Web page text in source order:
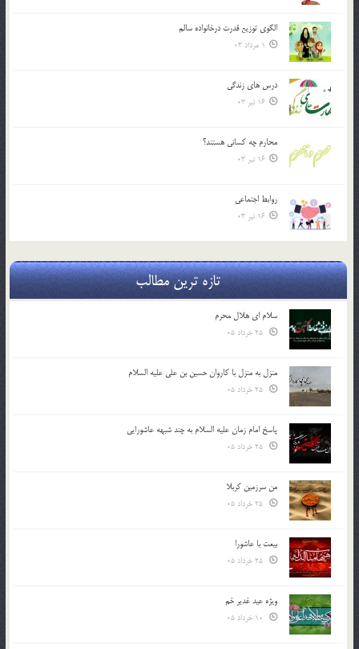
الگوي توزيع قدرت درخانواده سالم
1 مرداد 03
درس هاي زندگي
16 تیر 03
محارم چه کساني هستند؟
16 تیر 03
روابط اجتماعي
16 تیر 03
تازه ترین مطالب
سلام ای هلال محرم
منزل به منزل با کاروان حسین بن علی علیه السلام
پاسخ امام زمان علیه السلام به چند شبهه عاشورایی
من سرزمین کربلا
بیعت با عاشورا
ویژه عید غدیر خم